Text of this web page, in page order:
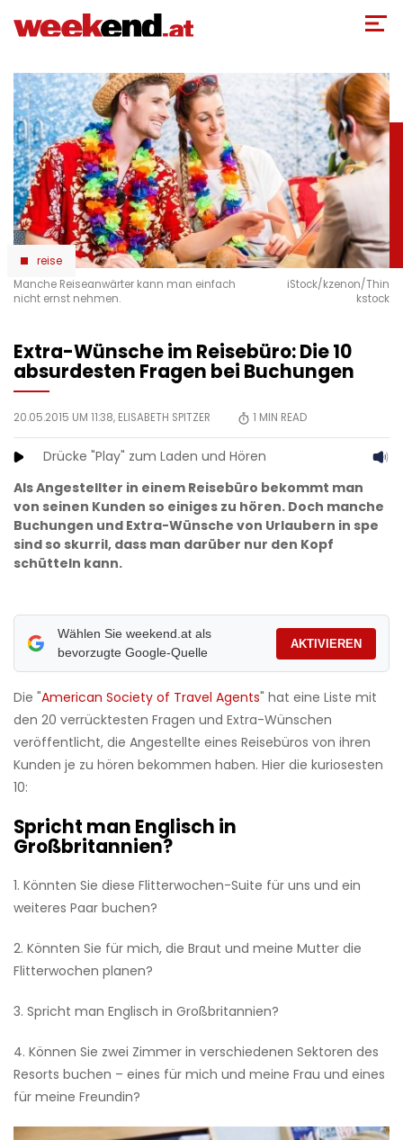
zum
reise
Manche Reiseanwärter kann man einfach
nicht ernst nehmen.
iStock/kzenon/Thin
kstock
Extra-Wünsche im Reisebüro: Die 10
absurdesten Fragen bei Buchungen
20.05.2015 UM 11:38, ELISABETH SPITZER 1 MIN READ
Drücke "Play" zum Laden und Hören
Als Angestellter in einem Reisebüro bekommt man
von seinen Kunden so einiges zu hören. Doch manche
Buchungen und Extra-Wünsche von Urlaubern in spe
sind so skurril, dass man darüber nur den Kopf
schütteln kann.
Wählen Sie weekend.at als
bevorzugte Google-Quelle
AKTIVIEREN
Die "American Society of Travel Agents" hat eine Liste mit
den 20 verrücktesten Fragen und Extra-Wünschen
veröffentlicht, die Angestellte eines Reisebüros von ihren
Kunden je zu hören bekommen haben. Hier die kuriosesten
10:
Spricht man Englisch in
Großbritannien?
1. Könnten Sie diese Flitterwochen-Suite für uns und ein
weiteres Paar buchen?
2. Könnten Sie für mich, die Braut und meine Mutter die
Flitterwochen planen?
3. Spricht man Englisch in Großbritannien?
4. Können Sie zwei Zimmer in verschiedenen Sektoren des
Resorts buchen – eines für mich und meine Frau und eines
für meine Freundin?